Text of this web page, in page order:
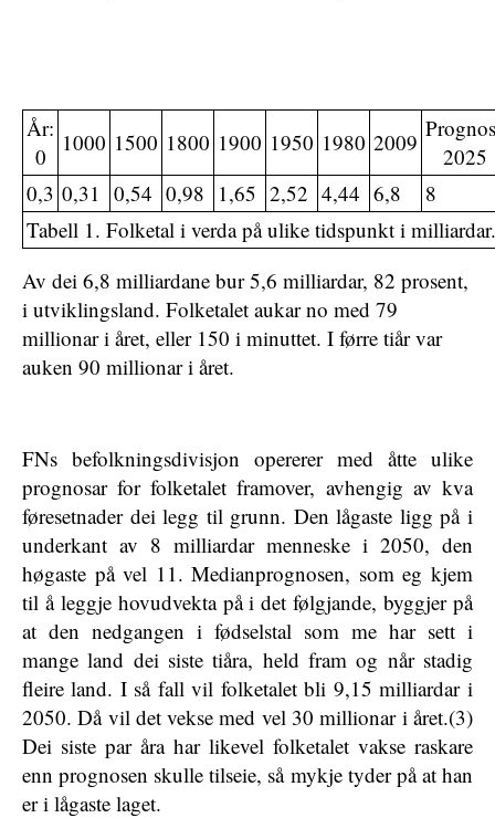
År:
0
1000 1500 1800 1900 1950 1980 2009
2025
0,3 0,31 0,54 0,98 1,65 2,52 4,44 6,8
8
Tabell 1. Folketal i verda på ulike tidspunkt i
Av dei 6,8 milliardane bur 5,6 milliardar, 82 prosent,
i utviklingsland. Folketalet aukar no med 79
millionar i året, eller 150 i minuttet. I førre tiår var
auken 90 millionar i året.
FNs befolkningsdivisjon opererer med åtte ulike
prognosar for folketalet framover, avhengig av kva
føresetnader dei legg til grunn. Den lågaste ligg på i
underkant av 8 milliardar menneske i 2050, den
høgaste på vel 11. Medianprognosen, som eg kjem
til å leggje hovudvekta på i det følgjande, byggjer på
at den nedgangen i fødselstal som me har sett i
mange land dei siste tiåra, held fram og når stadig
fleire land. I så fall vil folketalet bli 9,15 milliardar i
2050. Då vil det vekse med vel 30 millionar i året.(3)
Dei siste par åra har likevel folketalet vakse raskare
enn prognosen skulle tilseie, så mykje tyder på at han
er i lågaste laget.